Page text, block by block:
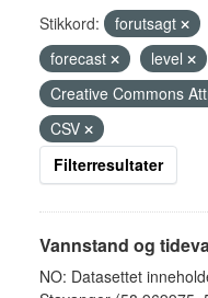
Stikkord: forutsagt
forecast
level
Creative Commons
CSV
Filterresultater
Vannstand og
NO: Datasettet